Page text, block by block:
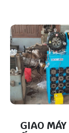
GIAO